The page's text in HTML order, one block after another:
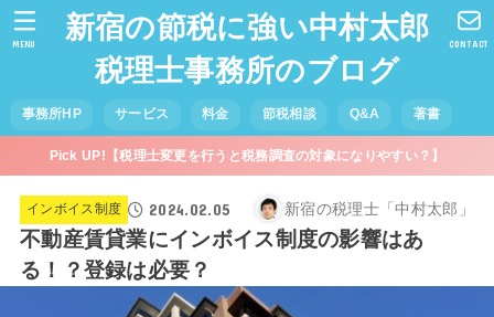
新宿の節税に強い中村太郎
税理士事務所のブログ
事務所HP サービス 料金 節税相談 Q&A 著書
CONTACT
MENU
Pick UP!【税理士変更を行うと税務調査の対象になりやすい？】
インボイス制度 2024.02.05 新宿の税理士「中村太郎」
不動産賃貸業にインボイス制度の影響はあ
る！？登録は必要？